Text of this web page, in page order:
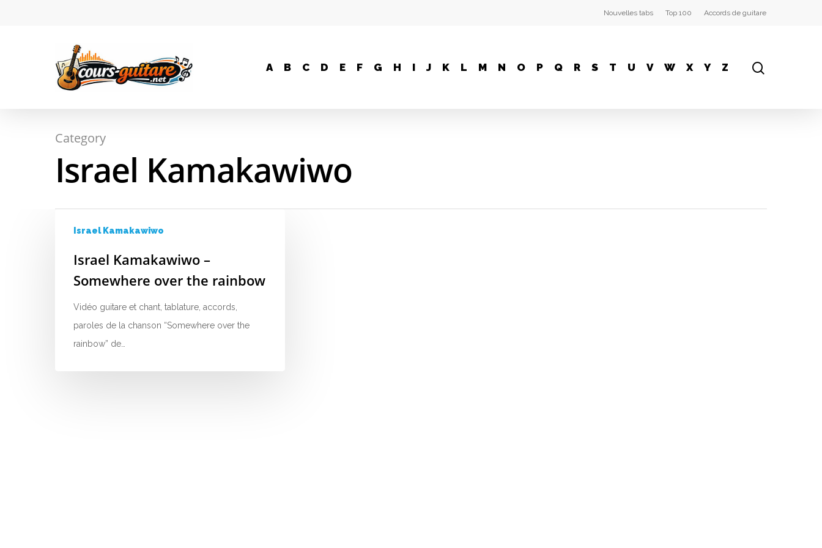
Nouvelles tabs Top 100 Accords de guitare
A B C D E F G H I J K L M N O P Q R S T U V W X Y Z
Category
Israel Kamakawiwo
Israel Kamakawiwo
Israel Kamakawiwo –
Somewhere over the rainbow
Vidéo guitare et chant, tablature, accords,
paroles de la chanson “Somewhere over the
rainbow” de…